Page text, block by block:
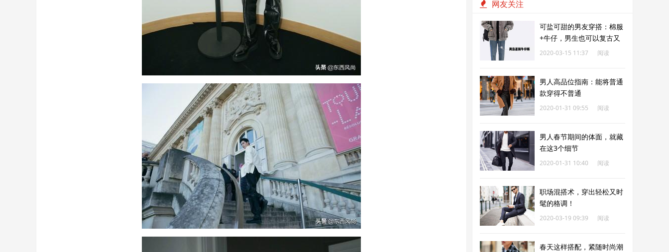
网友关注
可盐可甜的男友穿搭：棉服
+牛仔，男生也可以复古又
文艺
2020-03-15 11:37
阅读
男人高品位指南：能将普通
款穿得不普通
2020-01-31 09:55
阅读
男人春节期间的体面，就藏
在这3个细节
2020-01-31 10:40
阅读
职场混搭术，穿出轻松又时
髦的格调！
2020-03-19 09:39
阅读
春天这样搭配，紧随时尚潮